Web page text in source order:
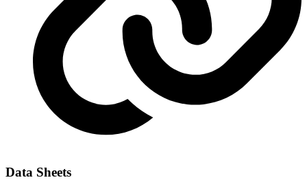
Data Sheets